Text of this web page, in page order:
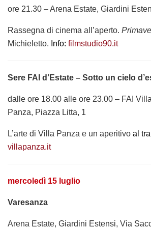
ore 21.30 – Arena Estate, Giardini
Rassegna di cinema all’aperto.
Michieletto. Info: filmstudio90.it
Sere FAI d’Estate – Sotto un cielo
dalle ore 18.00 alle ore 23.00 – FAI
Panza, Piazza Litta, 1
L’arte di Villa Panza e un aperitivo al
villapanza.it
mercoledì 15 luglio
Varesanza
Arena Estate, Giardini Estensi, Via